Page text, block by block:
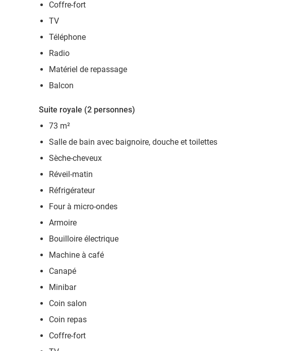
Coffre-fort
TV
Téléphone
Radio
Matériel de repassage
Balcon
Suite royale (2 personnes)
73 m²
Salle de bain avec baignoire, douche et toilettes
Sèche-cheveux
Réveil-matin
Réfrigérateur
Four à micro-ondes
Armoire
Bouilloire électrique
Machine à café
Canapé
Minibar
Coin salon
Coin repas
Coffre-fort